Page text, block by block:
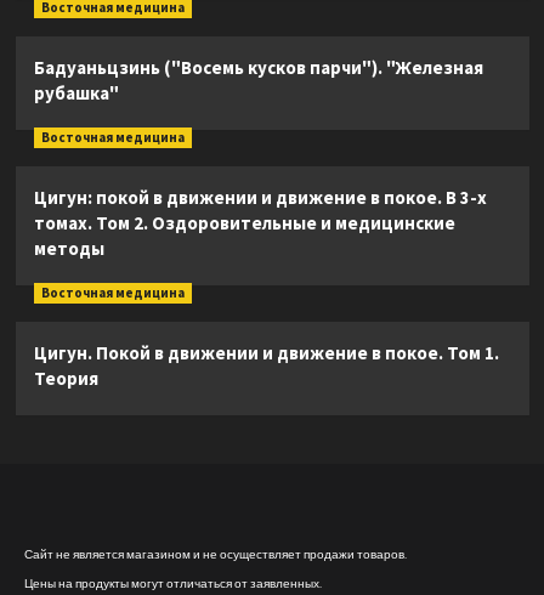
Восточная медицина
Бадуаньцзинь ("Восемь кусков парчи"). "Железная
рубашка"
Восточная медицина
Цигун: покой в движении и движение в покое. В 3-х
томах. Том 2. Оздоровительные и медицинские
методы
Восточная медицина
Цигун. Покой в движении и движение в покое. Том 1.
Теория
Сайт не является магазином и не осуществляет продажи товаров.
Цены на продукты могут отличаться от заявленных.